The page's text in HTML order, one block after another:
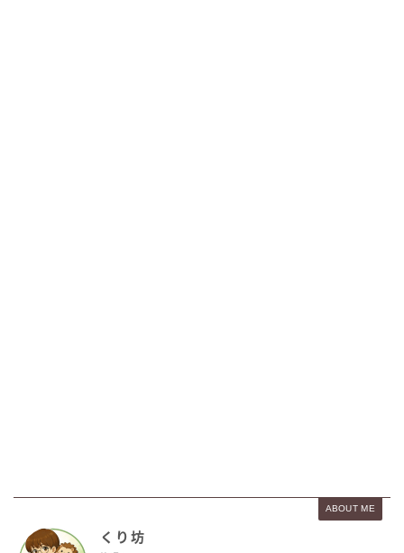
ABOUT ME
くり坊